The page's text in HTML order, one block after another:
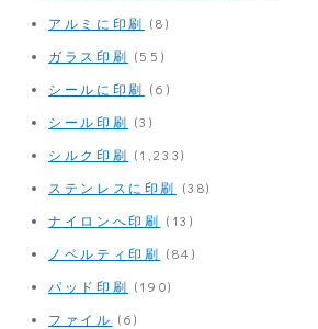
アルミに印刷 (8)
ガラス印刷 (55)
シールに印刷 (6)
シール印刷 (3)
シルク印刷 (1,233)
ステンレスに印刷 (38)
ナイロンへ印刷 (13)
ノベルティ印刷 (84)
パッド印刷 (190)
ファイル (6)